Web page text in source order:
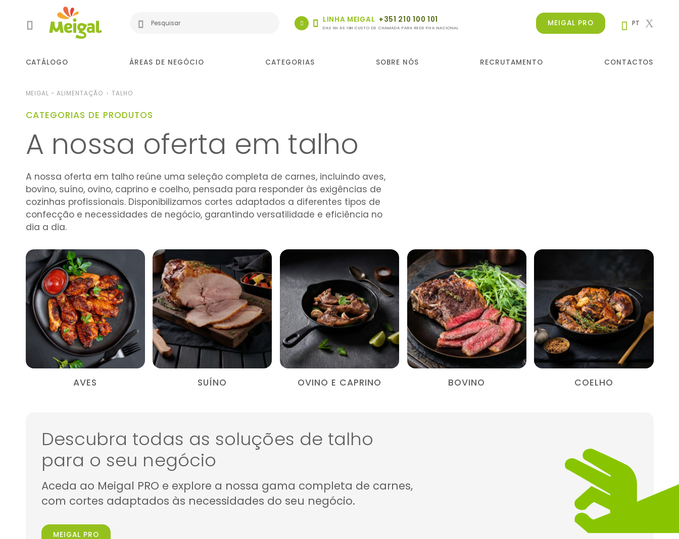
LINHA MEIGAL +351 210 100 101
DAS 9H ÀS 18H CUSTO DE CHAMADA PARA REDE FIXA NACIONAL
MEIGAL PRO PT
CATÁLOGO ÁREAS DE NEGÓCIO CATEGORIAS SOBRE NÓS RECRUTAMENTO CONTACTOS
MEIGAL - ALIMENTAÇÃO TALHO
CATEGORIAS DE PRODUTOS
A nossa oferta em talho
A nossa oferta em talho reúne uma seleção completa de carnes, incluindo aves,
bovino, suíno, ovino, caprino e coelho, pensada para responder às exigências de
cozinhas profissionais. Disponibilizamos cortes adaptados a diferentes tipos de
confecção e necessidades de negócio, garantindo versatilidade e eficiência no
dia a dia.
AVES SUÍNO OVINO E CAPRINO BOVINO COELHO
Descubra todas as soluções de talho
para o seu negócio
Aceda ao Meigal PRO e explore a nossa gama completa de carnes,
com cortes adaptados às necessidades do seu negócio.
MEIGAL PRO